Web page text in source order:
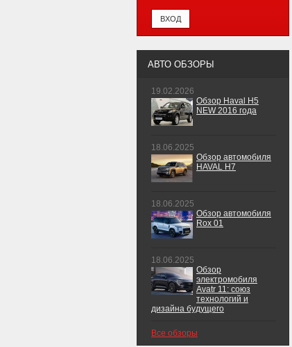
АВТО ОБЗОРЫ
19.02.2026
Обзор Haval H5
NEW 2016 года
18.06.2025
Обзор автомобиля
HAVAL H7
18.06.2025
Обзор автомобиля
Rox 01
18.06.2025
Обзор
электромобиля
Avatr 11: союз
технологий и
дизайна будущего
Все обзоры